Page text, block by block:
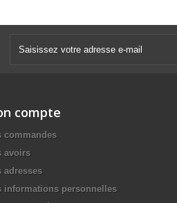
compte
commandes
avoirs
adresses
informations personnelles